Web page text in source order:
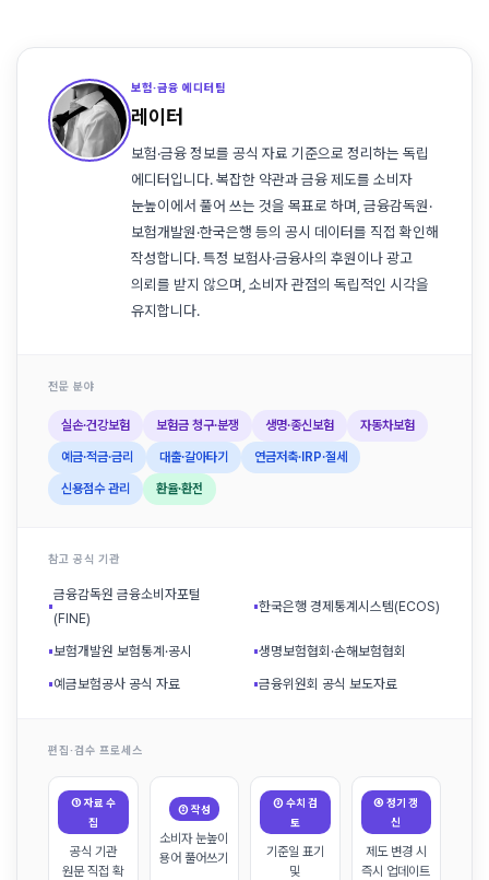
보험·금융 에디터팀
레이터
보험·금융 정보를 공식 자료 기준으로 정리하는 독립
에디터입니다. 복잡한 약관과 금융 제도를 소비자
눈높이에서 풀어 쓰는 것을 목표로 하며, 금융감독원·
보험개발원·한국은행 등의 공시 데이터를 직접 확인해
작성합니다. 특정 보험사·금융사의 후원이나 광고
의뢰를 받지 않으며, 소비자 관점의 독립적인 시각을
유지합니다.
전문 분야
실손·건강보험 보험금 청구·분쟁 생명·종신보험 자동차보험
예금·적금·금리 대출·갈아타기 연금저축·IRP·절세
신용점수 관리 환율·환전
참고 공식 기관
▪
금융감독원 금융소비자포털
(FINE)
▪한국은행 경제통계시스템(ECOS)
▪보험개발원 보험통계·공시 ▪생명보험협회·손해보험협회
▪예금보험공사 공식 자료 ▪금융위원회 공식 보도자료
편집·검수 프로세스
① 자료 수
집
공식 기관
원문 직접 확
② 작성
소비자 눈높이
용어 풀어쓰기
③ 수치 검
토
기준일 표기
및
④ 정기 갱
신
제도 변경 시
즉시 업데이트